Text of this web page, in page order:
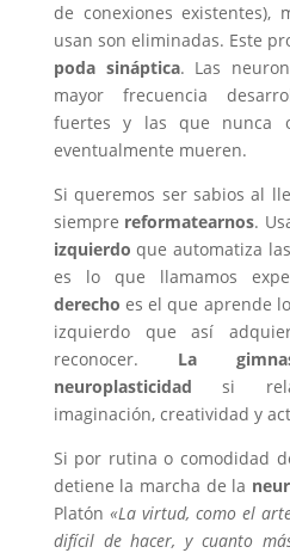
de conexiones existentes),
usan son eliminadas. Este
poda sináptica. Las
mayor frecuencia
fuertes y las que nunca
eventualmente mueren.
Si queremos ser sabios al
siempre reformatearnos.
izquierdo que automatiza
es lo que llamamos
derecho es el que aprende
izquierdo que así
reconocer. La
neuroplasticidad si
imaginación, creatividad y
Si por rutina o comodidad
detiene la marcha de la
Platón «La virtud, como el
difícil de hacer, y cuanto